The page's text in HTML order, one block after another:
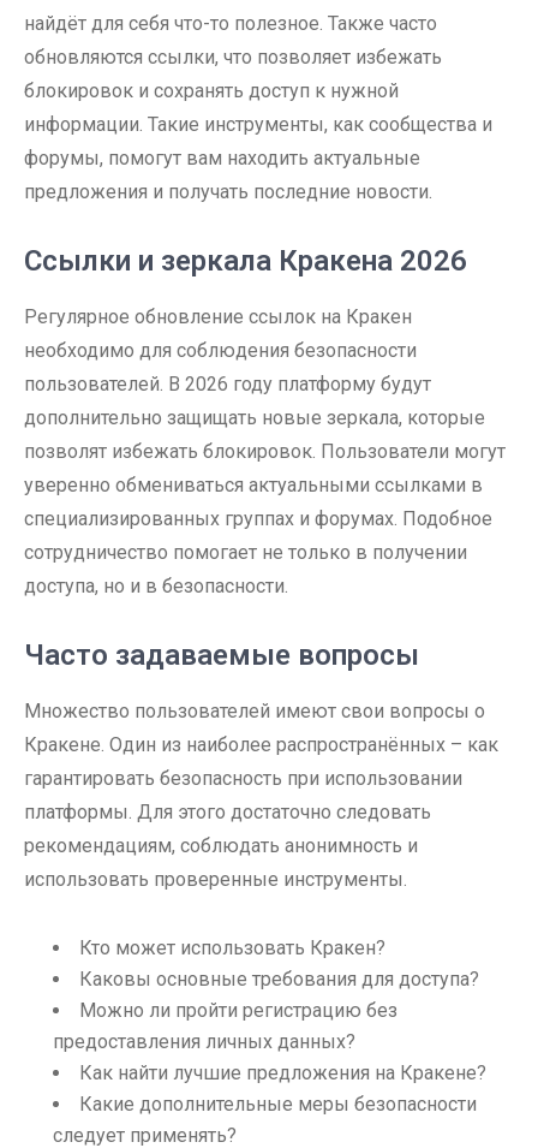
найдёт для себя что-то полезное. Также часто
обновляются ссылки, что позволяет избежать
блокировок и сохранять доступ к нужной
информации. Такие инструменты, как сообщества и
форумы, помогут вам находить актуальные
предложения и получать последние новости.
Ссылки и зеркала Кракена 2026
Регулярное обновление ссылок на Кракен
необходимо для соблюдения безопасности
пользователей. В 2026 году платформу будут
дополнительно защищать новые зеркала, которые
позволят избежать блокировок. Пользователи могут
уверенно обмениваться актуальными ссылками в
специализированных группах и форумах. Подобное
сотрудничество помогает не только в получении
доступа, но и в безопасности.
Часто задаваемые вопросы
Множество пользователей имеют свои вопросы о
Кракене. Один из наиболее распространённых – как
гарантировать безопасность при использовании
платформы. Для этого достаточно следовать
рекомендациям, соблюдать анонимность и
использовать проверенные инструменты.
Кто может использовать Кракен?
Каковы основные требования для доступа?
Можно ли пройти регистрацию без
предоставления личных данных?
Как найти лучшие предложения на Кракене?
Какие дополнительные меры безопасности
следует применять?